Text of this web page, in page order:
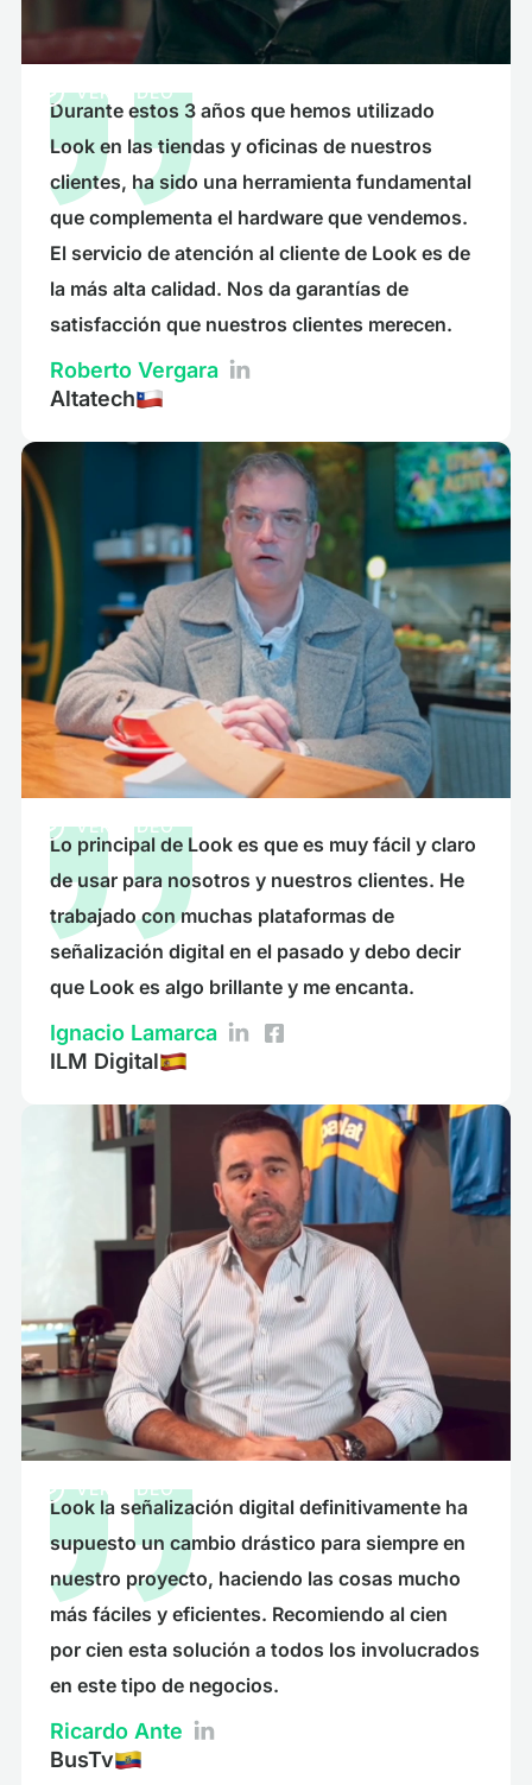
VER VIDEO
Durante estos 3 años que hemos utilizado
Look en las tiendas y oficinas de nuestros
clientes, ha sido una herramienta fundamental
que complementa el hardware que vendemos.
El servicio de atención al cliente de Look es de
la más alta calidad. Nos da garantías de
satisfacción que nuestros clientes merecen.
Roberto Vergara
Altatech
VER VIDEO
Lo principal de Look es que es muy fácil y claro
de usar para nosotros y nuestros clientes. He
trabajado con muchas plataformas de
señalización digital en el pasado y debo decir
que Look es algo brillante y me encanta.
Ignacio Lamarca
ILM Digital
VER VIDEO
Look la señalización digital definitivamente ha
supuesto un cambio drástico para siempre en
nuestro proyecto, haciendo las cosas mucho
más fáciles y eficientes. Recomiendo al cien
por cien esta solución a todos los involucrados
en este tipo de negocios.
Ricardo Ante
BusTv